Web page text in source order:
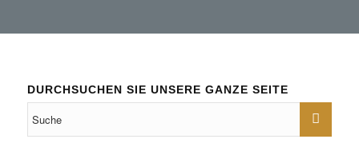
DURCHSUCHEN SIE UNSERE GANZE SEITE